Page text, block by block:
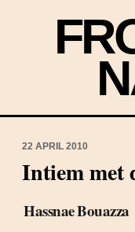
22 APRIL 2010
Intiem met
Hassnae Bouazza